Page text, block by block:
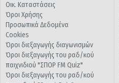
Οικ. Καταστάσεις
Όροι Χρήσης
Προσωπικά Δεδομένα
Cookies
Όροι διεξαγωγής διαγωνισμών
Όροι διεξαγωγής του ραδ/κού
παιχνιδιού "ΣΠΟΡ FM Quiz"
Όροι διεξαγωγής του ραδ/κού